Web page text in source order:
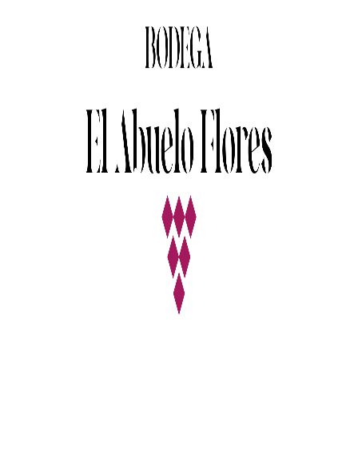
SWEET WINE
3 Comments
2 Living
Quisque congue vel mi nec venenatis.
Quisque eu auctor ante. Maecenas finibus
tempor massa id dignissim scelerisque.
Donec aliquam elit eu ornare tempus.
Nullam eu lectus tellus. Praesent faucibus,
leo et consequat ullamcorper, libero nunc
scelerisque sapien, ac rutrum ante turpis
non velit. Mauris tempor elit eget ipsum